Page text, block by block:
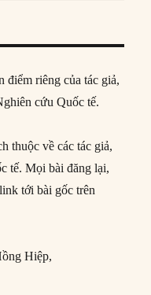
điểm riêng của tác giả,
cứu Quốc tế.
thuộc về các tác giả,
tế. Mọi bài đăng lại,
tới bài gốc trên
Hiệp,